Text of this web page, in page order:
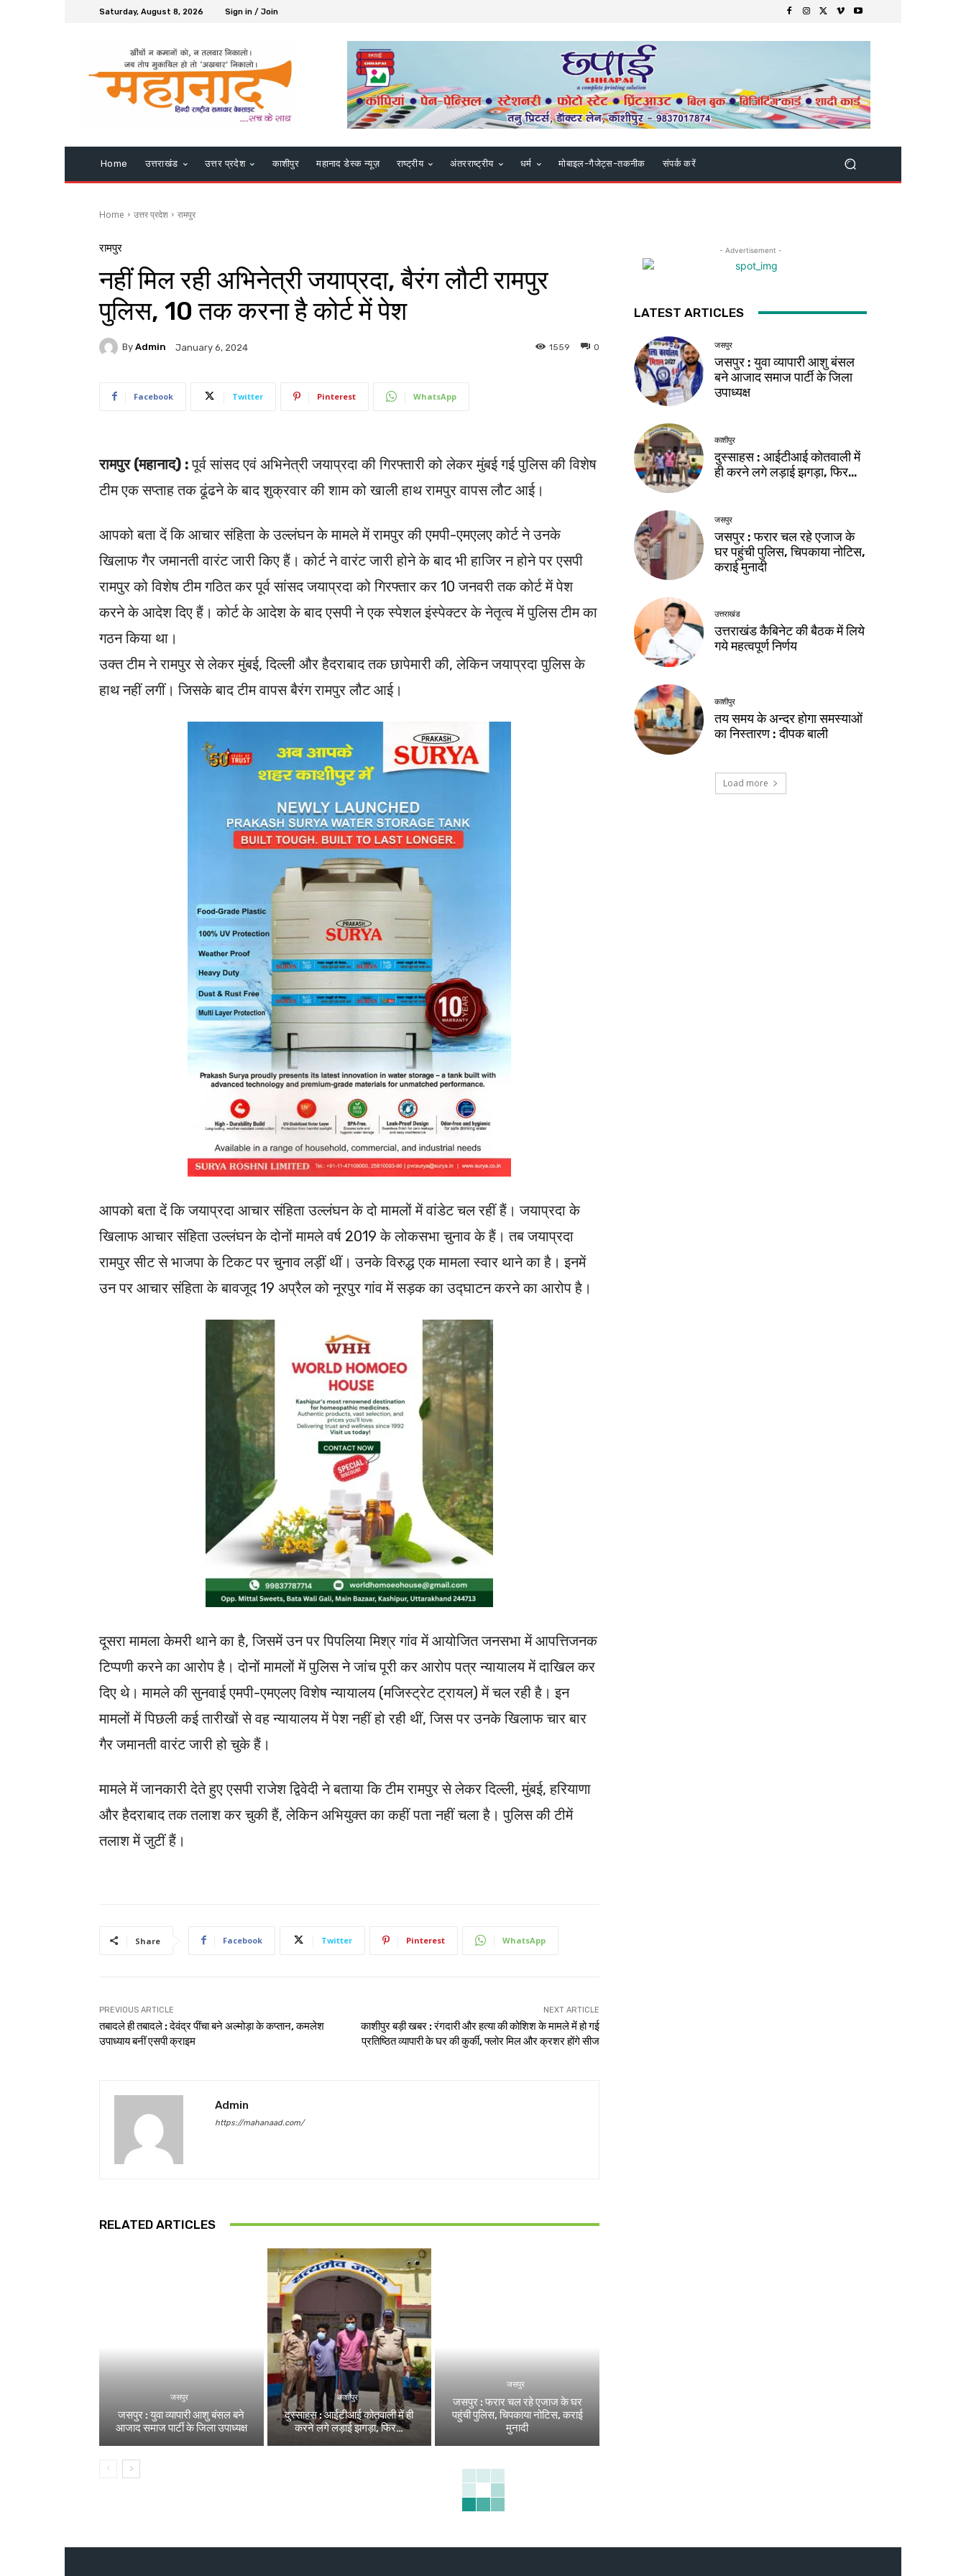
Saturday, August 8, 2026 Sign in / Join
Home उत्तराखंड उत्तर प्रदेश काशीपुर महानाद डेस्क न्यूज़ राष्ट्रीय अंतरराष्ट्रीय धर्म मोबाइल-गैजेट्स-तकनीक संपर्क करें
Home उत्तर प्रदेश रामपुर
रामपुर
नहीं मिल रही अभिनेत्री जयाप्रदा, बैरंग लौटी रामपुर
पुलिस, 10 तक करना है कोर्ट में पेश
By Admin January 6, 2024 0
1559
Facebook Twitter Pinterest WhatsApp
रामपुर (महानाद) :पूर्व सांसद एवं अभिनेत्री जयाप्रदा की गिरफ्तारी को लेकर मुंबई गई पुलिस की विशेष
टीम एक सप्ताह तक ढूंढने के बाद शुक्रवार की शाम को खाली हाथ रामपुर वापस लौट आई।
आपको बता दें कि आचार संहिता के उल्लंघन के मामले में रामपुर की एमपी-एमएलए कोर्ट ने उनके
खिलाफ गैर जमानती वारंट जारी किए हैं। कोर्ट ने वारंट जारी होने के बाद भी हाजिर न होने पर एसपी
रामपुर को विशेष टीम गठित कर पूर्व सांसद जयाप्रदा को गिरफ्तार कर 10 जनवरी तक कोर्ट में पेश
करने के आदेश दिए हैं। कोर्ट के आदेश के बाद एसपी ने एक स्पेशल इंस्पेक्टर के नेतृत्व में पुलिस टीम का
गठन किया था।
उक्त टीम ने रामपुर से लेकर मुंबई, दिल्ली और हैदराबाद तक छापेमारी की, लेकिन जयाप्रदा पुलिस के
हाथ नहीं लगीं। जिसके बाद टीम वापस बैरंग रामपुर लौट आई।
आपको बता दें कि जयाप्रदा आचार संहिता उल्लंघन के दो मामलों में वांडेट चल रहीं हैं। जयाप्रदा के
खिलाफ आचार संहिता उल्लंघन के दोनों मामले वर्ष 2019 के लोकसभा चुनाव के हैं। तब जयाप्रदा
रामपुर सीट से भाजपा के टिकट पर चुनाव लड़ीं थीं। उनके विरुद्ध एक मामला स्वार थाने का है। इनमें
उन पर आचार संहिता के बावजूद 19 अप्रैल को नूरपुर गांव में सड़क का उद्घाटन करने का आरोप है।
दूसरा मामला केमरी थाने का है, जिसमें उन पर पिपलिया मिश्र गांव में आयोजित जनसभा में आपत्तिजनक
टिप्पणी करने का आरोप है। दोनों मामलों में पुलिस ने जांच पूरी कर आरोप पत्र न्यायालय में दाखिल कर
दिए थे। मामले की सुनवाई एमपी-एमएलए विशेष न्यायालय (मजिस्ट्रेट ट्रायल) में चल रही है। इन
मामलों में पिछली कई तारीखों से वह न्यायालय में पेश नहीं हो रही थीं, जिस पर उनके खिलाफ चार बार
गैर जमानती वारंट जारी हो चुके हैं।
मामले में जानकारी देते हुए एसपी राजेश द्विवेदी ने बताया कि टीम रामपुर से लेकर दिल्ली, मुंबई, हरियाणा
और हैदराबाद तक तलाश कर चुकी हैं, लेकिन अभियुक्त का कहीं पता नहीं चला है। पुलिस की टीमें
तलाश में जुटीं हैं।
Share Facebook Twitter Pinterest WhatsApp
PREVIOUS ARTICLE
तबादले ही तबादले : देवंद्र पींचा बने अल्मोड़ा के कप्तान, कमलेश
उपाध्याय बनीं एसपी क्राइम
NEXT ARTICLE
काशीपुर बड़ी खबर : रंगदारी और हत्या की कोशिश के मामले में हो गई
प्रतिष्ठित व्यापारी के घर की कुर्की, फ्लोर मिल और क्रशर होंगे सीज
Admin
https://mahanaad.com/
RELATED ARTICLES
जसपुर
जसपुर : युवा व्यापारी आशु बंसल बने
आजाद समाज पार्टी के जिला उपाध्यक्ष
काशीपुर
दुस्साहस : आईटीआई कोतवाली में ही
करने लगे लड़ाई झगड़ा, फिर…
जसपुर
जसपुर : फरार चल रहे एजाज के घर
पहुंची पुलिस, चिपकाया नोटिस, कराई
मुनादी
- Advertisement -
LATEST ARTICLES
जसपुर
जसपुर : युवा व्यापारी आशु बंसल
बने आजाद समाज पार्टी के जिला
उपाध्यक्ष
काशीपुर
दुस्साहस : आईटीआई कोतवाली में
ही करने लगे लड़ाई झगड़ा, फिर…
जसपुर
जसपुर : फरार चल रहे एजाज के
घर पहुंची पुलिस, चिपकाया नोटिस,
कराई मुनादी
उत्तराखंड
उत्तराखंड कैबिनेट की बैठक में लिये
गये महत्वपूर्ण निर्णय
काशीपुर
तय समय के अन्दर होगा समस्याओं
का निस्तारण : दीपक बाली
Load more